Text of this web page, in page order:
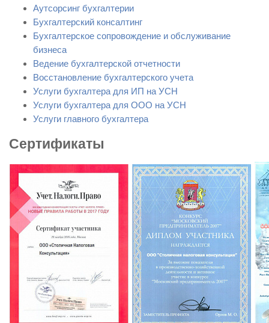
Аутсорсинг бухгалтерии
Бухгалтерский консалтинг
Бухгалтерское сопровождение и обслуживание
бизнеса
Ведение бухгалтерской отчетности
Восстановление бухгалтерского учета
Услуги бухгалтера для ИП на УСН
Услуги бухгалтера для ООО на УСН
Услуги главного бухгалтера
Сертификаты